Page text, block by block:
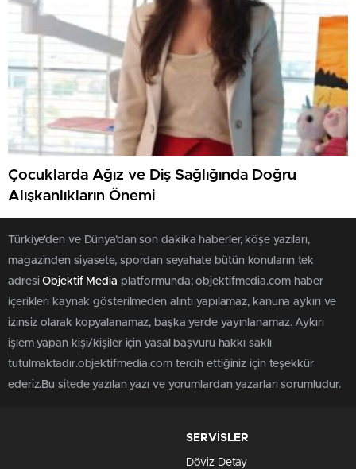
Çocuklarda Ağız ve Diş Sağlığında Doğru
Alışkanlıkların Önemi
Türkiye'den ve Dünya’dan son dakika haberler, köşe yazıları,
magazinden siyasete, spordan seyahate bütün konuların tek
adresiObjektif Media platformunda; objektifmedia.com haber
içerikleri kaynak gösterilmeden alıntı yapılamaz, kanuna aykırı ve
izinsiz olarak kopyalanamaz, başka yerde yayınlanamaz. Aykırı
işlem yapan kişi/kişiler için yasal başvuru hakkı saklı
tutulmaktadır.objektifmedia.com tercih ettiğiniz için teşekkür
ederiz.Bu sitede yazılan yazı ve yorumlardan yazarları sorumludur.
SERVİSLER
Döviz Detay